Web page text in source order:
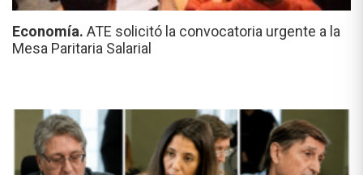
Economía. ATE solicitó la convocatoria urgente a la
Mesa Paritaria Salarial